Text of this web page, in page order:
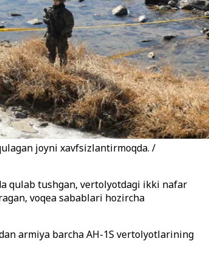
joyni xavfsizlantirmoqda. /
qulab tushgan, vertolyotdagi ikki nafar
voqea sabablari hozircha
armiya barcha AH-1S vertolyotlarining